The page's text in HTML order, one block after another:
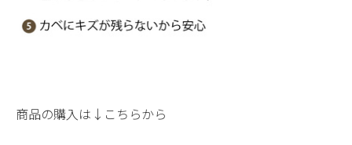
商品の購入は↓こちらから